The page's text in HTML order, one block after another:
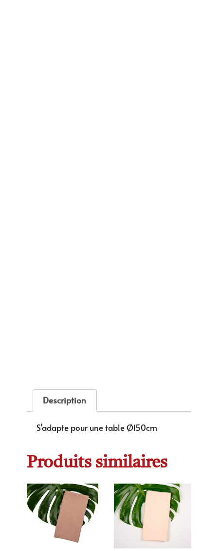
Description
S’adapte pour une table Ø150cm
Produits similaires